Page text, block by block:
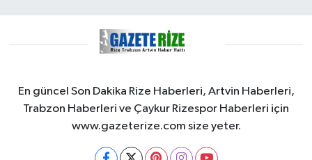
En güncel Son Dakika Rize Haberleri, Artvin Haberleri,
Trabzon Haberleri ve Çaykur Rizespor Haberleri için
www.gazeterize.com size yeter.